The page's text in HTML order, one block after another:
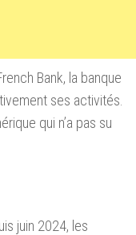
Bank, la banque
ses activités.
qui n’a pas su
juin 2024, les